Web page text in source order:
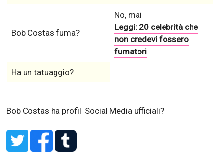
Bob Costas fuma?
No, mai
Leggi: 20 celebrità che
non credevi fossero
fumatori
Ha un tatuaggio?
Bob Costas ha profili Social Media ufficiali?